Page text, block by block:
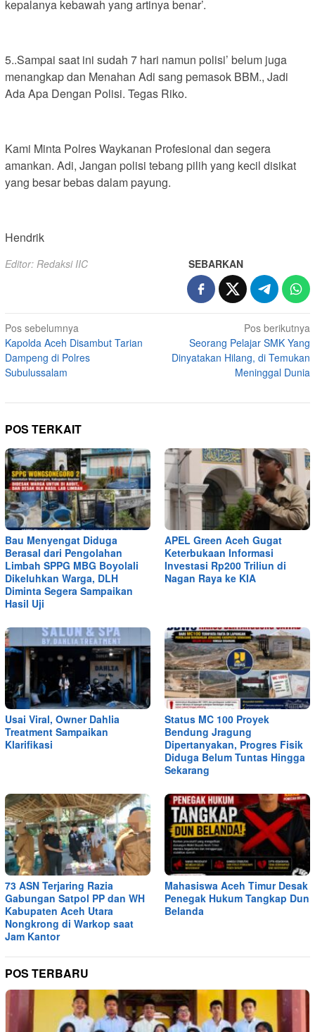
kepalanya kebawah yang artinya benar’.
5..Sampai saat ini sudah 7 hari namun polisi’ belum juga
menangkap dan Menahan Adi sang pemasok BBM., Jadi
Ada Apa Dengan Polisi. Tegas Riko.
Kami Minta Polres Waykanan Profesional dan segera
amankan. Adi, Jangan polisi tebang pilih yang kecil disikat
yang besar bebas dalam payung.
Hendrik
Editor: Redaksi IIC SEBARKAN
Navigasi
pos
Pos sebelumnya
Kapolda Aceh Disambut Tarian
Dampeng di Polres
Subulussalam
Pos berikutnya
Seorang Pelajar SMK Yang
Dinyatakan Hilang, di Temukan
Meninggal Dunia
POS TERKAIT
Bau Menyengat Diduga
Berasal dari Pengolahan
Limbah SPPG MBG Boyolali
Dikeluhkan Warga, DLH
Diminta Segera Sampaikan
Hasil Uji
APEL Green Aceh Gugat
Keterbukaan Informasi
Investasi Rp200 Triliun di
Nagan Raya ke KIA
Usai Viral, Owner Dahlia
Treatment Sampaikan
Klarifikasi
Status MC 100 Proyek
Bendung Jragung
Dipertanyakan, Progres Fisik
Diduga Belum Tuntas Hingga
Sekarang
73 ASN Terjaring Razia
Gabungan Satpol PP dan WH
Kabupaten Aceh Utara
Nongkrong di Warkop saat
Jam Kantor
Mahasiswa Aceh Timur Desak
Penegak Hukum Tangkap Dun
Belanda
POS TERBARU